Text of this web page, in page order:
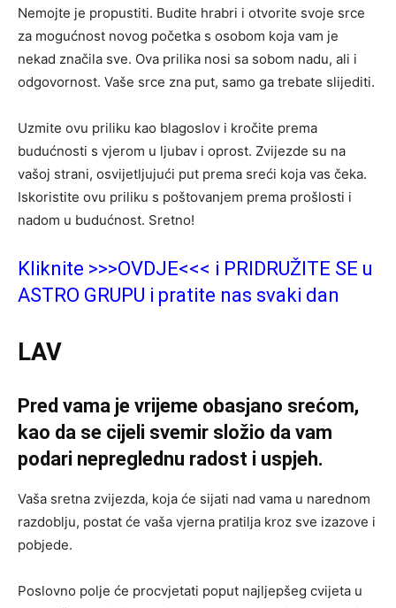
Nemojte je propustiti. Budite hrabri i otvorite svoje srce
za mogućnost novog početka s osobom koja vam je
nekad značila sve. Ova prilika nosi sa sobom nadu, ali i
odgovornost. Vaše srce zna put, samo ga trebate slijediti.
Uzmite ovu priliku kao blagoslov i kročite prema
budućnosti s vjerom u ljubav i oprost. Zvijezde su na
vašoj strani, osvijetljujući put prema sreći koja vas čeka.
Iskoristite ovu priliku s poštovanjem prema prošlosti i
nadom u budućnost. Sretno!
Kliknite >>>OVDJE<<< i PRIDRUŽITE SE u
ASTRO GRUPU i pratite nas svaki dan
LAV
Pred vama je vrijeme obasjano srećom,
kao da se cijeli svemir složio da vam
podari nepreglednu radost i uspjeh.
Vaša sretna zvijezda, koja će sijati nad vama u narednom
razdoblju, postat će vaša vjerna pratilja kroz sve izazove i
pobjede.
Poslovno polje će procvjetati poput najljepšeg cvijeta u